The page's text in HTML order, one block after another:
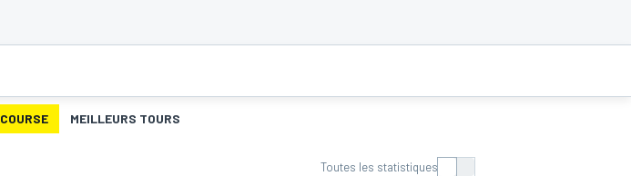
COURSE MEILLEURS TOURS
Toutes les statistiques